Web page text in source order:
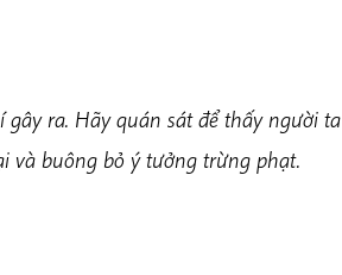
gây ra. Hãy quán sátđể thấy người ta
và buông bỏ ý tưởng trừng phạt.